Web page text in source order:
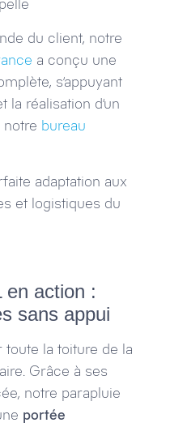
du client, notre
a conçu une
s’appuyant
réalisation d’un
notre bureau
adaptation aux
et logistiques du
en action :
sans appui
toute la toiture de la
Grâce à ses
notre parapluie
portée